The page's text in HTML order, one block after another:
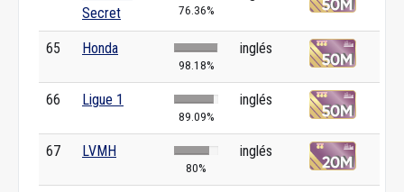
Secret
76.36%
65 Honda
98.18%
inglés
66 Ligue 1
89.09%
inglés
67 LVMH
80%
inglés